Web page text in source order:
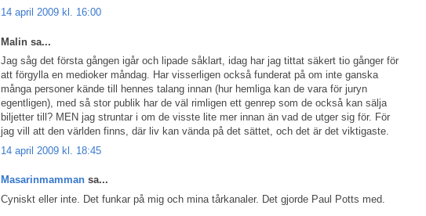
14 april 2009 kl. 16:00
Malin sa...
Jag såg det första gången igår och lipade såklart, idag har jag tittat säkert tio gånger för
att förgylla en medioker måndag. Har visserligen också funderat på om inte ganska
många personer kände till hennes talang innan (hur hemliga kan de vara för juryn
egentligen), med så stor publik har de väl rimligen ett genrep som de också kan sälja
biljetter till? MEN jag struntar i om de visste lite mer innan än vad de utger sig för. För
jag vill att den världen finns, där liv kan vända på det sättet, och det är det viktigaste.
14 april 2009 kl. 18:45
Masarinmamman sa...
Cyniskt eller inte. Det funkar på mig och mina tårkanaler. Det gjorde Paul Potts med.